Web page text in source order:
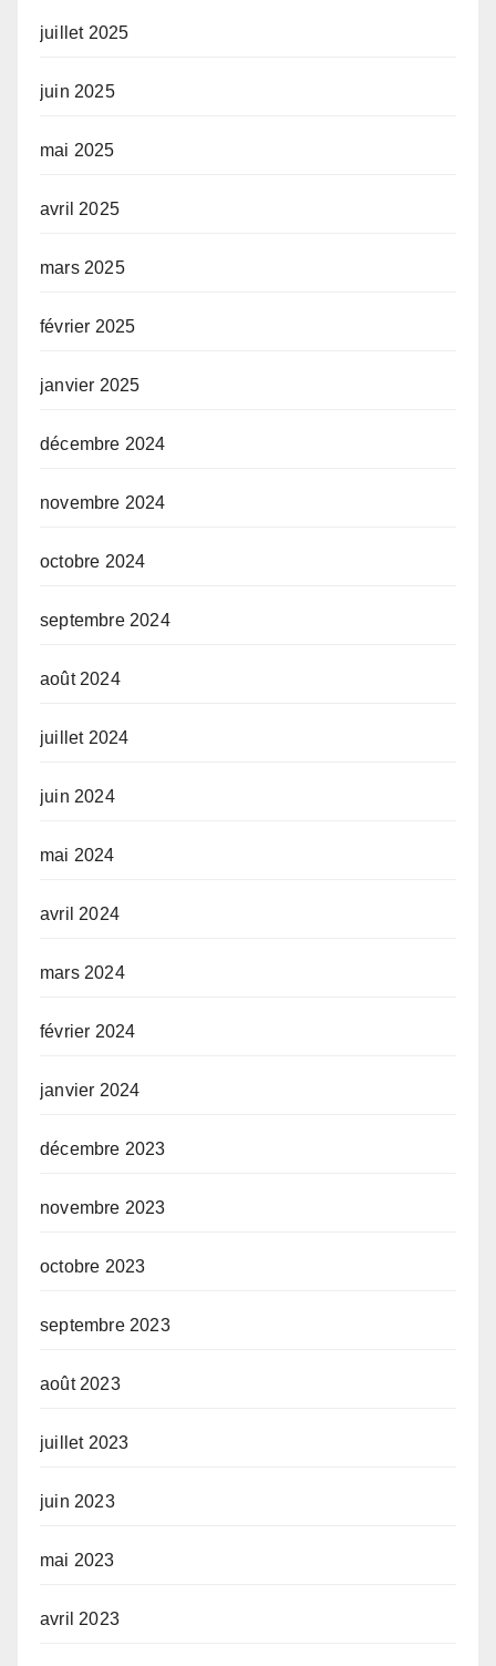
juillet 2025
juin 2025
mai 2025
avril 2025
mars 2025
février 2025
janvier 2025
décembre 2024
novembre 2024
octobre 2024
septembre 2024
août 2024
juillet 2024
juin 2024
mai 2024
avril 2024
mars 2024
février 2024
janvier 2024
décembre 2023
novembre 2023
octobre 2023
septembre 2023
août 2023
juillet 2023
juin 2023
mai 2023
avril 2023